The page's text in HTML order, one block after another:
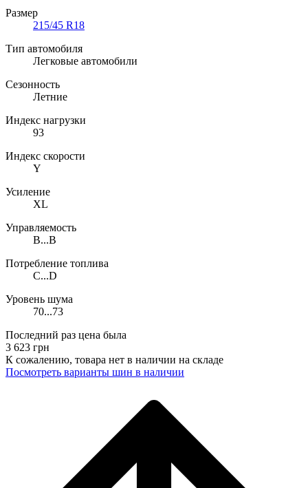
Размер
215/45 R18
Тип автомобиля
Легковые автомобили
Сезонность
Летние
Индекс нагрузки
93
Индекс скорости
Y
Усиление
XL
Управляемость
B...B
Потребление топлива
C...D
Уровень шума
70...73
Последний раз цена была
3 623 грн
К сожалению, товара нет в наличии на складе
Поcмотреть варианты шин в наличии